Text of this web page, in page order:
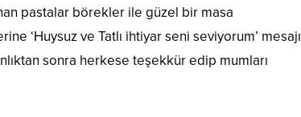
pastalar börekler ile güzel bir masa
‘Huysuz ve Tatlı ihtiyar seni seviyorum’ mesajı
sonra herkese teşekkür edip mumları